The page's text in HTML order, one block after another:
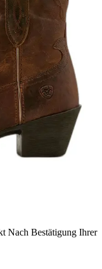
Nach Bestätigung Ihrer